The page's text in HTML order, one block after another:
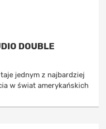
DOUBLE
jednym z najbardziej
w świat amerykańskich